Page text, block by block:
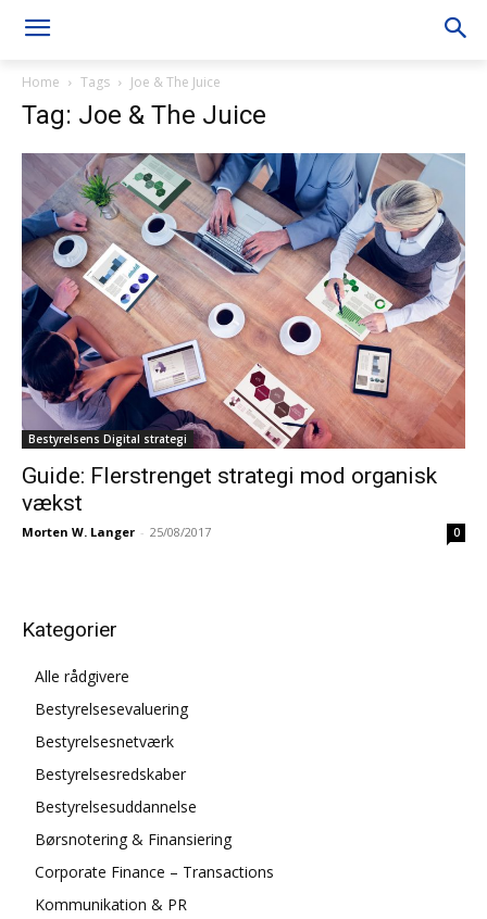
Home Tags Joe & The Juice
Tag: Joe & The Juice
Bestyrelsens Digital strategi
Guide: Flerstrenget strategi mod organisk
vækst
Morten W. Langer - 25/08/2017 0
Kategorier
Alle rådgivere
Bestyrelsesevaluering
Bestyrelsesnetværk
Bestyrelsesredskaber
Bestyrelsesuddannelse
Børsnotering & Finansiering
Corporate Finance – Transactions
Kommunikation & PR